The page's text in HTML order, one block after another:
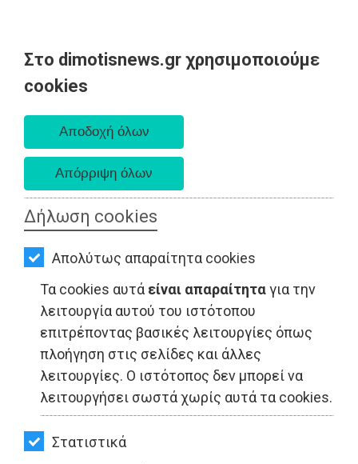
Στο dimotisnews.gr χρησιμοποιούμε
cookies
Δήλωση cookies
Απολύτως απαραίτητα cookies
Τα cookies αυτά είναι απαραίτηταγια την
λειτουργία αυτού του ιστότοπου
επιτρέποντας βασικές λειτουργίες όπως
πλοήγηση στις σελίδες και άλλες
λειτουργίες. Ο ιστότοπος δεν μπορεί να
λειτουργήσει σωστά χωρίς αυτά τα cookies.
Στατιστικά
AΡΧΙΚΗ
ΕΙΔΗΣΕΙΣ
ΠΟΛΙΤΙΚΗ
ΤΟΠΙΚΗ
ΑΥΤΟΔΙΟΙΚΗΣΗ
ΟΙΚΟΝΟΜΙΑ
ΑΘΛΗΤΙΣΜΟΣ
ΠΟΛΙΤΙΣΜΟΣ
ΣΠΙΤΙ-
ΚΗΠΟΣ
ΥΓΕΙΑ
LIFESTYLE
LIFESTYLE - Ανατολική Αττική